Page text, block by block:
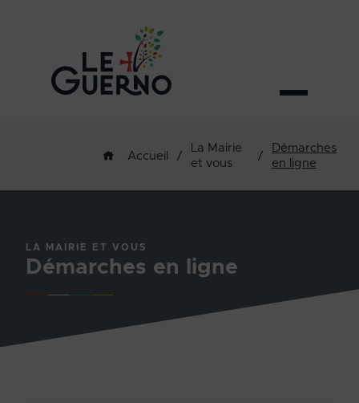
Accueil /
La Mairie
et vous
/
Démarches
en ligne
LA MAIRIE ET VOUS
Démarches en ligne